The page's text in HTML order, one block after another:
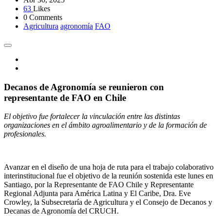
63 Likes
0 Comments
Agricultura agronomía FAO
Decanos de Agronomía se reunieron con
representante de FAO en Chile
El objetivo fue fortalecer la vinculación entre las distintas
organizaciones en el ámbito agroalimentario y de la formación de
profesionales.
Avanzar en el diseño de una hoja de ruta para el trabajo colaborativo
interinstitucional fue el objetivo de la reunión sostenida este lunes en
Santiago, por la Representante de FAO Chile y Representante
Regional Adjunta para América Latina y El Caribe, Dra. Eve
Crowley, la Subsecretaría de Agricultura y el Consejo de Decanos y
Decanas de Agronomía del CRUCH.